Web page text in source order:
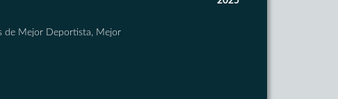
de Mejor Deportista, Mejor